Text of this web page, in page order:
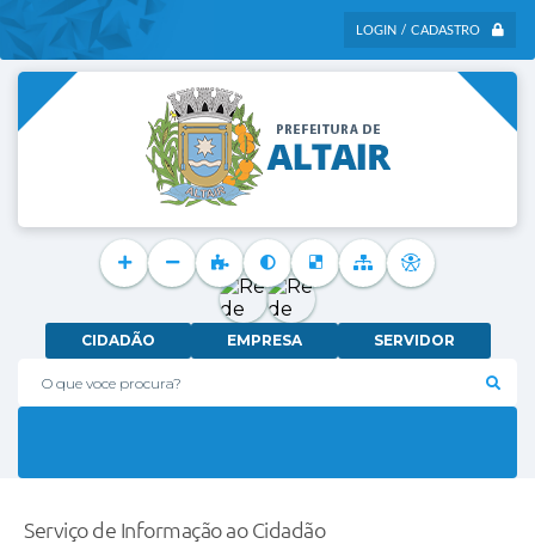
LOGIN / CADASTRO
O que voce procura?
CIDADÃO EMPRESA SERVIDOR
Serviço de Informação ao Cidadão